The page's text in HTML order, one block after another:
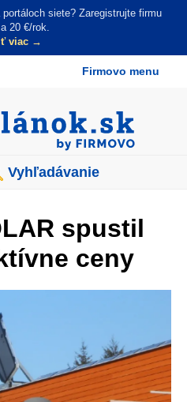
siete? Zaregistrujte firmu
20 €/rok.
viac →
Firmovo menu
Vyhľadávanie
spustil
ceny